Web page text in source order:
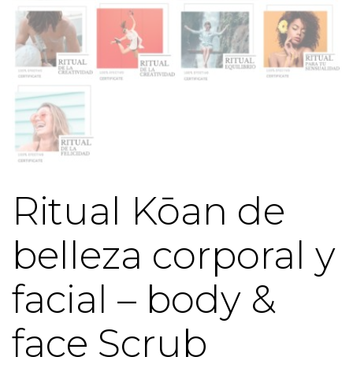
Ritual Kōan de
belleza corporal y
facial – body &
face Scrub